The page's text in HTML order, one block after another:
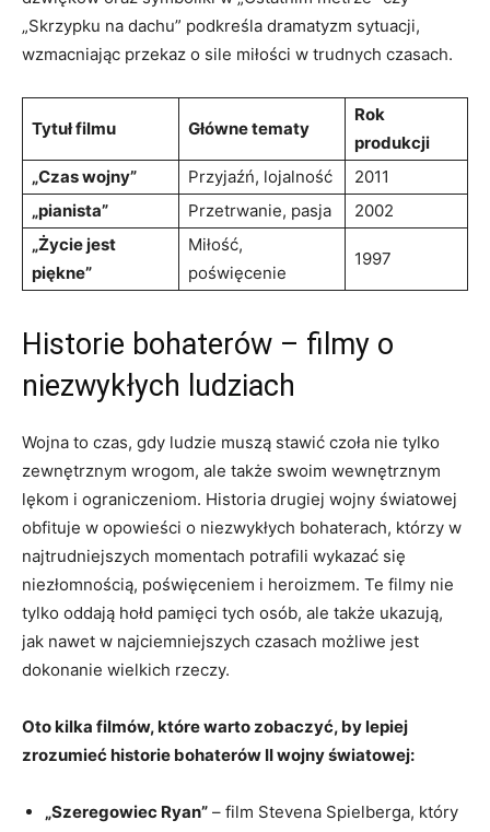
„Skrzypku na dachu” podkreśla dramatyzm sytuacji,
wzmacniając przekaz o sile miłości w trudnych czasach.
Tytuł filmu Główne tematy
Rok
produkcji
„Czas wojny”
Przyjaźń, lojalność
2011
„pianista”
Przetrwanie, pasja
2002
„Życie jest
piękne”
Miłość,
poświęcenie
1997
Historie bohaterów – filmy o
niezwykłych ludziach
Wojna to czas, gdy ludzie muszą stawić czoła nie tylko
zewnętrznym wrogom, ale także swoim wewnętrznym
lękom i ograniczeniom. Historia drugiej wojny światowej
obfituje w opowieści o niezwykłych bohaterach, którzy w
najtrudniejszych momentach potrafili wykazać się
niezłomnością, poświęceniem i heroizmem. Te filmy nie
tylko oddają hołd pamięci tych osób, ale także ukazują,
jak nawet w najciemniejszych czasach możliwe jest
dokonanie wielkich rzeczy.
Oto kilka filmów, które warto zobaczyć, by lepiej
zrozumieć historie bohaterów II wojny światowej:
„Szeregowiec Ryan” – film Stevena Spielberga, który